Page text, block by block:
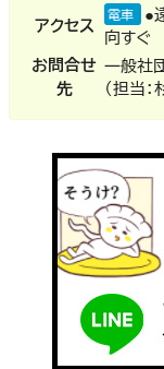
アクセス 電車
●
向すぐ
お問合せ
先
一般社
（担当